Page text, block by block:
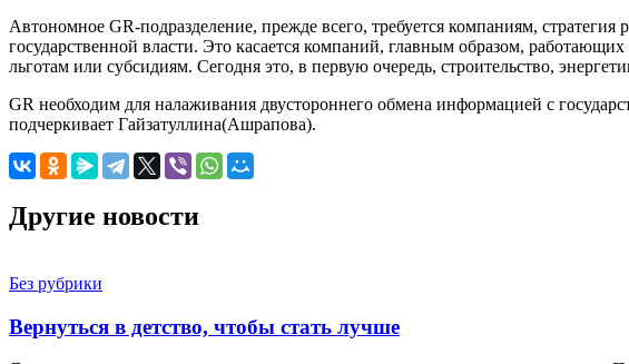
Автономное GR-подразделение, прежде всего, требуется компаниям,
государственной власти. Это касается компаний, главным образом,
льготам или субсидиям. Сегодня это, в первую очередь, строительство,
GR необходим для налаживания двустороннего обмена информацией с
подчеркивает Гайзатуллина(Ашрапова).
Другие новости
Без рубрики
Вернуться в детство, чтобы стать лучше